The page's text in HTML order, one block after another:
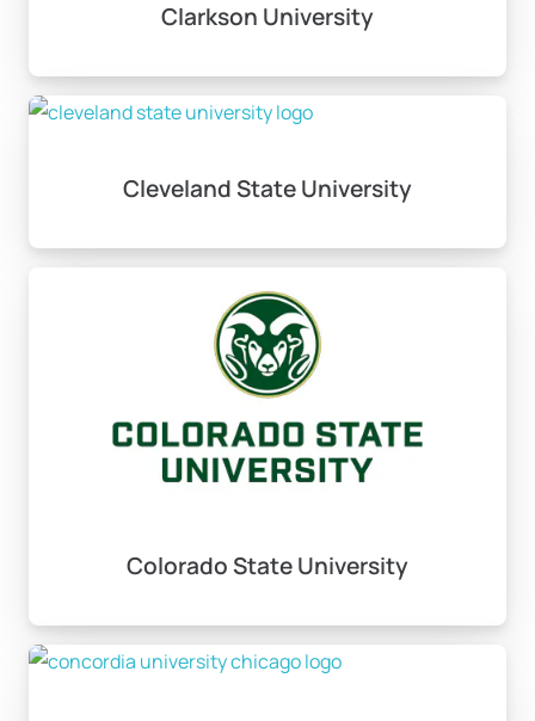
Clarkson University
Cleveland State University
Colorado State University